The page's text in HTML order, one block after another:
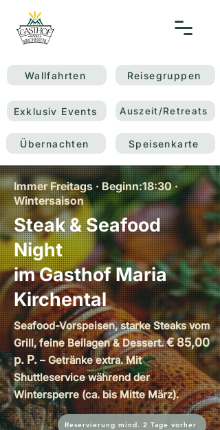
Wallfahrten Reisegruppen
Exklusiv Events Auszeit/Retreats
Übernachten Speisenkarte
Immer Freitags · Beginn:18:30 ·
Wintersaison
Steak & Seafood
Night
im Gasthof Maria
Kirchental
Seafood-Vorspeisen, starke Steaks vom
Grill, feine Beilagen & Dessert.€ 85,00
p. P. – Getränke extra. Mit
Shuttleservice während der
Wintersperre (ca. bis Mitte März).
Reservierung mind. 2 Tage vorher